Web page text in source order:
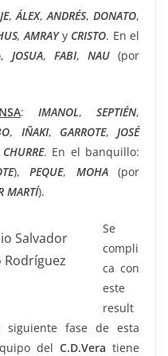
, ÁLEX, ANDRÉS, DONATO,
, AMRAYy CRISTO. En el
JOSUA, FABI, NAU (por
: IMANOL, SEPTIÉN,
, IÑAKI, GARROTE, JOSÉ
CHURRE. En el banquillo:
), PEQUE, MOHA(por
MARTÍ).
Salvador
Rodríguez
Se
compli
ca con
este
result
fase de esta
del C.D.Vera tiene